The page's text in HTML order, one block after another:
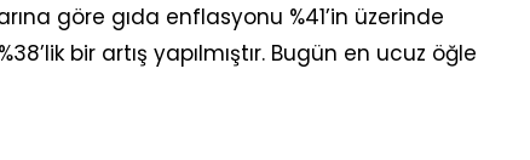
göre gıda enflasyonu %41’in üzerinde
bir artış yapılmıştır. Bugün en ucuz öğle